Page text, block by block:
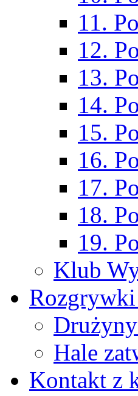
11.
12.
13.
14.
15.
16.
17.
18.
19.
Klub
Hale
Kontakt z